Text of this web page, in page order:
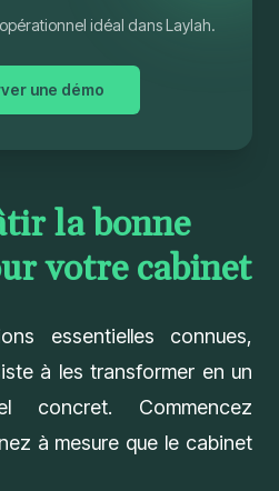
idéal dans Laylah.
une démo
la bonne
votre cabinet
essentielles connues,
à les transformer en un
concret. Commencez
à mesure que le cabinet